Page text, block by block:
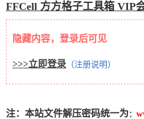
FFCell 方方格子工具箱 VIP
隐藏内容，登录后可见
>>>立即登录 （注册说明）
注：本站文件解压密码统一为 ：